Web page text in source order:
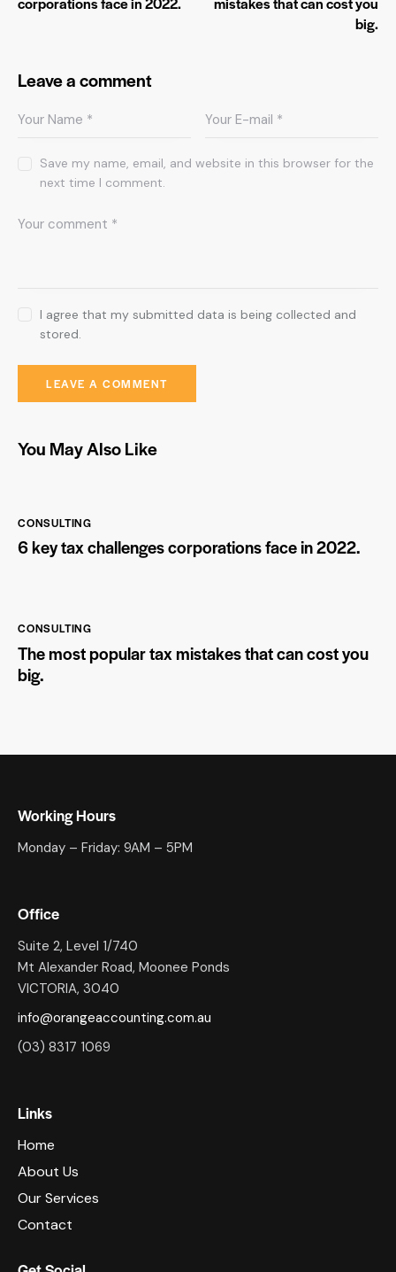
big.
Leave a comment
Save my name, email, and website in this browser for the
next time I comment.
I agree that my submitted data is being collected and
stored.
You May Also Like
CONSULTING
6 key tax challenges corporations face in 2022.
CONSULTING
The most popular tax mistakes that can cost you
big.
Working Hours
Monday – Friday: 9AM – 5PM
Office
Suite 2, Level 1/740
Mt Alexander Road, Moonee Ponds
VICTORIA, 3040
info@orangeaccounting.com.au
(03) 8317 1069
Links
Home
About Us
Our Services
Contact